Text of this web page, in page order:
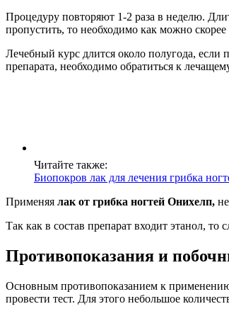
Процедуру повторяют 1-2 раза в неделю.
пропустить, то необходимо как можно
Лечебный курс длится около полугода, если
препарата, необходимо обратиться к
Читайте также:
Биопокров лак для лечения грибка
Применяя лак от грибка ногтей Онихелп,
Так как в состав препарат входит этанол,
Противопоказания и
Основным противопоказанием к применению
провести тест. Для этого небольшое